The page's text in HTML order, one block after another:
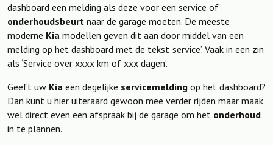
dashboard een melding als deze voor een service of
onderhoudsbeurt naar de garage moeten. De meeste
moderne Kia modellen geven dit aan door middel van een
melding op het dashboard met de tekst ‘service’. Vaak in een zin
als ‘Service over xxxx km of xxx dagen’.
Geeft uw Kia een degelijke servicemelding op het dashboard?
Dan kunt u hier uiteraard gewoon mee verder rijden maar maak
wel direct even een afspraak bij de garage om het onderhoud
in te plannen.